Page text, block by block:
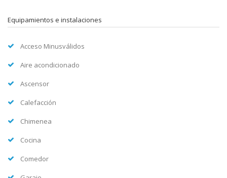
Equipamientos e instalaciones
Acceso Minusválidos
Aire acondicionado
Ascensor
Calefacción
Chimenea
Cocina
Comedor